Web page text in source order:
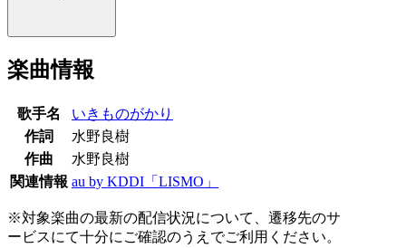
楽曲情報
歌手名
いきものがかり
作詞
水野良樹
作曲
水野良樹
関連情報 au by KDDI「LISMO」
※対象楽曲の最新の配信状況について、遷移先のサ
ービスにて十分にご確認のうえでご利用ください。